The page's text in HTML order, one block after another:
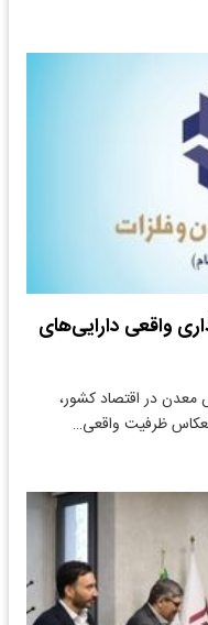
واقعی دارایی‌های
در اقتصاد کشور،
ظرفیت واقعی…